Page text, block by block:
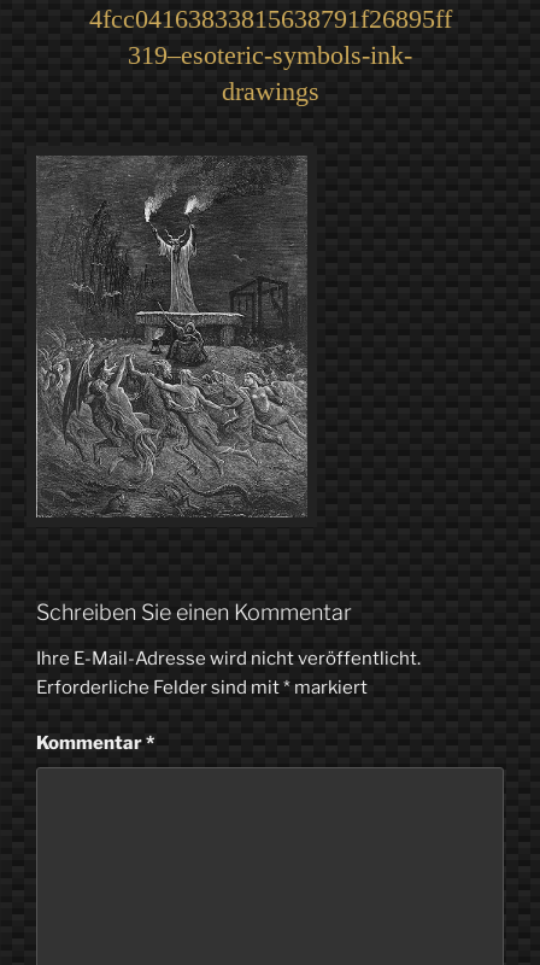
4fcc04163833815638791f26895ff
319–esoteric-symbols-ink-
drawings
Schreiben Sie einen Kommentar
Ihre E-Mail-Adresse wird nicht veröffentlicht.
Erforderliche Felder sind mit* markiert
Kommentar*